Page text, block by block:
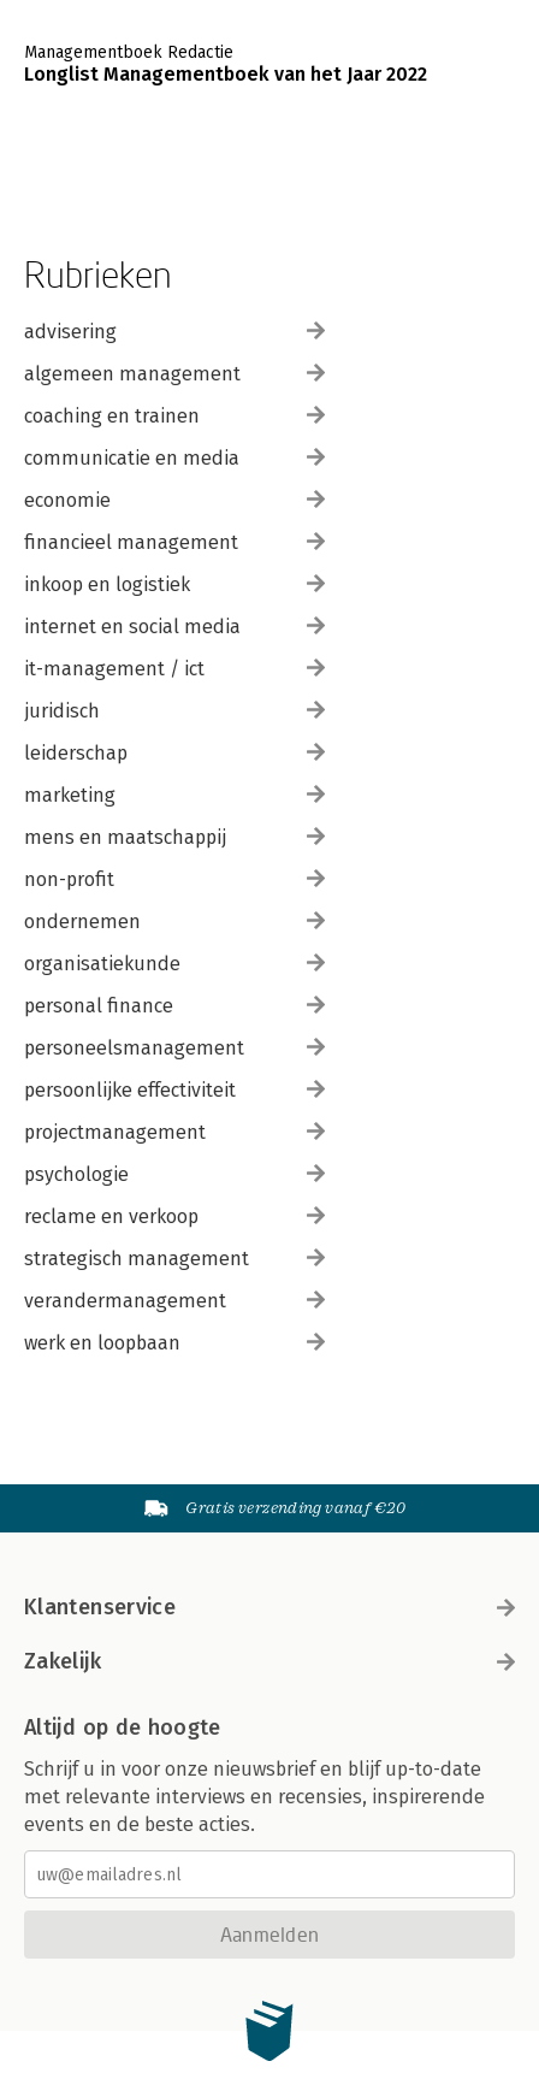
Managementboek Redactie
Longlist Managementboek van het Jaar 2022
Rubrieken
advisering
algemeen management
coaching en trainen
communicatie en media
economie
financieel management
inkoop en logistiek
internet en social media
it-management / ict
juridisch
leiderschap
marketing
mens en maatschappij
non-profit
ondernemen
organisatiekunde
personal finance
personeelsmanagement
persoonlijke effectiviteit
projectmanagement
psychologie
reclame en verkoop
strategisch management
verandermanagement
werk en loopbaan
Gratis verzending vanaf €20
Klantenservice
Zakelijk
Altijd op de hoogte
Schrijf u in voor onze nieuwsbrief en blijf up-to-date
met relevante interviews en recensies, inspirerende
events en de beste acties.
Aanmelden